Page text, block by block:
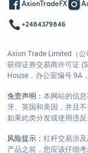
AxionTradeFX
+2484379846
Axion Trade Limited（
获得证券交易商许可证
House，办公室编号 9A
免责声明： 本网站的信
牙、英国和美国，并且
如果此类分发或使用违反
风险提示： 杠杆交易涉
产品之前，您应该仔细